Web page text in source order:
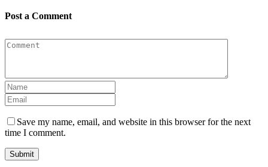
Post a Comment
Save my name, email, and website in this browser for the next
time I comment.